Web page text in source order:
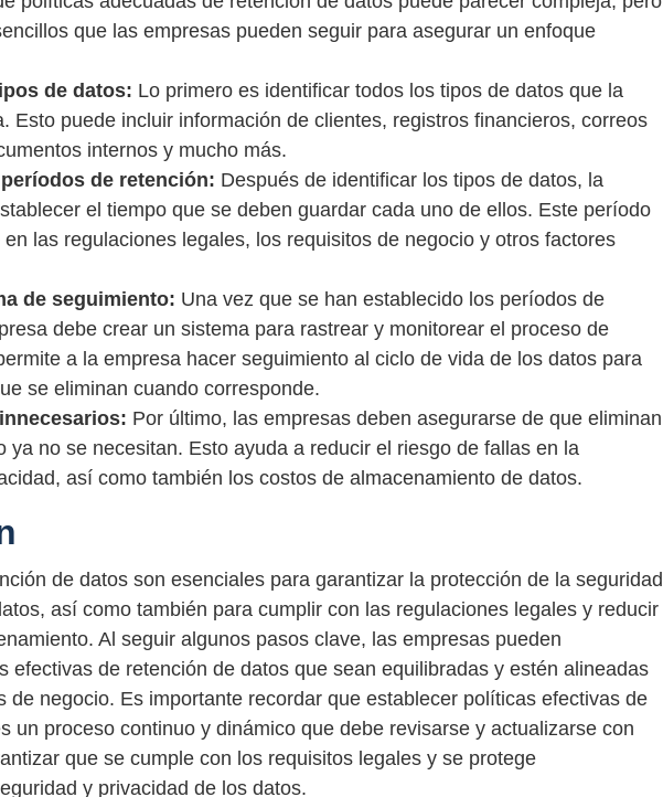
que las empresas pueden seguir para asegurar un enfoque
de datos: Lo primero es identificar todos los tipos de datos que la
Esto puede incluir información de clientes, registros financieros, correos
internos y mucho más.
de retención: Después de identificar los tipos de datos, la
el tiempo que se deben guardar cada uno de ellos. Este período
las regulaciones legales, los requisitos de negocio y otros factores
de seguimiento: Una vez que se han establecido los períodos de
debe crear un sistema para rastrear y monitorear el proceso de
a la empresa hacer seguimiento al ciclo de vida de los datos para
se eliminan cuando corresponde.
Por último, las empresas deben asegurarse de que eliminan
ya no se necesitan. Esto ayuda a reducir el riesgo de fallas en la
así como también los costos de almacenamiento de datos.
de datos son esenciales para garantizar la protección de la seguridad
así como también para cumplir con las regulaciones legales y reducir
Al seguir algunos pasos clave, las empresas pueden
efectivas de retención de datos que sean equilibradas y estén alineadas
de negocio. Es importante recordar que establecer políticas efectivas de
un proceso continuo y dinámico que debe revisarse y actualizarse con
que se cumple con los requisitos legales y se protege
y privacidad de los datos.